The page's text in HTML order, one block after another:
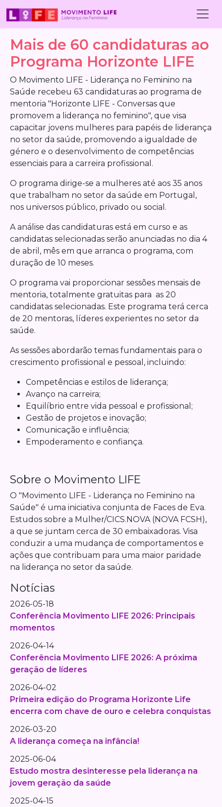
Mais de 60 candidaturas ao
Programa Horizonte LIFE
O Movimento LIFE - Liderança no Feminino na
Saúde recebeu 63 candidaturas ao programa de
mentoria "Horizonte LIFE - Conversas que
promovem a liderança no feminino", que visa
capacitar jovens mulheres para papéis de liderança
no setor da saúde, promovendo a igualdade de
género e o desenvolvimento de competências
essenciais para a carreira profissional.
O programa dirige-se a mulheres até aos 35 anos
que trabalham no setor da saúde em Portugal,
nos universos público, privado ou social.
A análise das candidaturas está em curso e as
candidatas selecionadas serão anunciadas no dia 4
de abril, mês em que arranca o programa, com
duração de 10 meses.
O programa vai proporcionar sessões mensais de
mentoria, totalmente gratuitas para as 20
candidatas selecionadas. Este programa terá cerca
de 20 mentoras, líderes experientes no setor da
saúde.
As sessões abordarão temas fundamentais para o
crescimento profissional e pessoal, incluindo:
Competências e estilos de liderança;
Avanço na carreira;
Equilíbrio entre vida pessoal e profissional;
Gestão de projetos e inovação;
Comunicação e influência;
Empoderamento e confiança.
Sobre o Movimento LIFE
O "Movimento LIFE - Liderança no Feminino na
Saúde" é uma iniciativa conjunta de Faces de Eva.
Estudos sobre a Mulher/CICS.NOVA (NOVA FCSH),
a que se juntam cerca de 30 embaixadoras. Visa
conduzir a uma mudança de comportamentos e
ações que contribuam para uma maior paridade
na liderança no setor da saúde.
Notícias
2026-05-18
Conferência Movimento LIFE 2026: Principais
momentos
2026-04-14
Conferência Movimento LIFE 2026: A próxima
geração de líderes
2026-04-02
Primeira edição do Programa Horizonte Life
encerra com chave de ouro e celebra conquistas
2026-03-20
A liderança começa na infância!
2025-06-04
Estudo mostra desinteresse pela liderança na
jovem geração da saúde
2025-04-15